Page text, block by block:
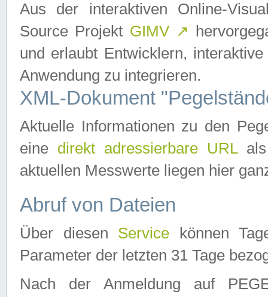
Aus der interaktiven Online-
Source Projekt GIMV ↗
und erlaubt Entwicklern,
Anwendung zu integrieren.
XML-Dokument
Aktuelle Informationen zu den
eine direkt adressierbare URLals
aktuellen Messwerte liegen hier
Abruf von Dateien
Über diesen Service können
Parameter der letzten 31 Tage
Nach der Anmeldung auf